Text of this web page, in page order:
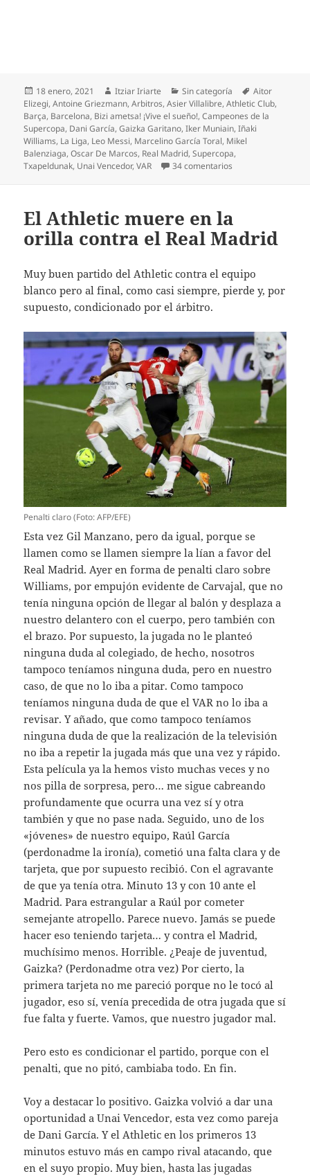
Publicado
el
18 enero, 2021 Autor
Itziar Iriarte Categorías
Sin categoría Etiquetas
Aitor
Elizegi,Antoine Griezmann,Arbitros,Asier Villalibre,Athletic Club,
Barça, Barcelona, Bizi ametsa! ¡Vive el sueño!,Campeones de la
Supercopa, Dani García,Gaizka Garitano,Iker Muniain,Iñaki
Williams, La Liga, Leo Messi, Marcelino García Toral, Mikel
Balenziaga,Oscar De Marcos, Real Madrid,Supercopa,
Txapeldunak, Unai Vencedor,VAR 34 comentarios
El Athletic muere en la
orilla contra el Real Madrid
Muy buen partido del Athletic contra el equipo
blanco pero al final, como casi siempre, pierde y, por
supuesto, condicionado por el árbitro.
Penalti claro (Foto: AFP/EFE)
Esta vez Gil Manzano, pero da igual, porque se
llamen como se llamen siempre la lían a favor del
Real Madrid. Ayer en forma de penalti claro sobre
Williams, por empujón evidente de Carvajal, que no
tenía ninguna opción de llegar al balón y desplaza a
nuestro delantero con el cuerpo, pero también con
el brazo. Por supuesto, la jugada no le planteó
ninguna duda al colegiado, de hecho, nosotros
tampoco teníamos ninguna duda, pero en nuestro
caso, de que no lo iba a pitar. Como tampoco
teníamos ninguna duda de que el VAR no lo iba a
revisar. Y añado, que como tampoco teníamos
ninguna duda de que la realización de la televisión
no iba a repetir la jugada más que una vez y rápido.
Esta película ya la hemos visto muchas veces y no
nos pilla de sorpresa, pero… me sigue cabreando
profundamente que ocurra una vez sí y otra
también y que no pase nada. Seguido, uno de los
«jóvenes» de nuestro equipo, Raúl García
(perdonadme la ironía), cometió una falta clara y de
tarjeta, que por supuesto recibió. Con el agravante
de que ya tenía otra. Minuto 13 y con 10 ante el
Madrid. Para estrangular a Raúl por cometer
semejante atropello. Parece nuevo. Jamás se puede
hacer eso teniendo tarjeta… y contra el Madrid,
muchísimo menos. Horrible. ¿Peaje de juventud,
Gaizka? (Perdonadme otra vez) Por cierto, la
primera tarjeta no me pareció porque no le tocó al
jugador, eso sí, venía precedida de otra jugada que sí
fue falta y fuerte. Vamos, que nuestro jugador mal.
Pero esto es condicionar el partido, porque con el
penalti, que no pitó, cambiaba todo. En fin.
Voy a destacar lo positivo. Gaizka volvió a dar una
oportunidad a Unai Vencedor, esta vez como pareja
de Dani García. Y el Athletic en los primeros 13
minutos estuvo más en campo rival atacando, que
en el suyo propio. Muy bien, hasta las jugadas